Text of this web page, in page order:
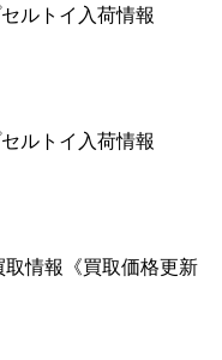
ルトイ入荷情報
ルトイ入荷情報
取情報《買取価格更新